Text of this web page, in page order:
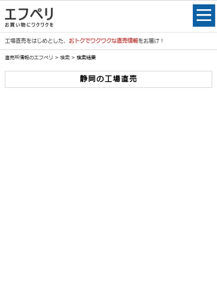
工場直売をはじめとした、 おトクでワクワクな直売情報をお届け！
直売所情報のエフペリ > 検索 > 検索結果
静岡の工場直売